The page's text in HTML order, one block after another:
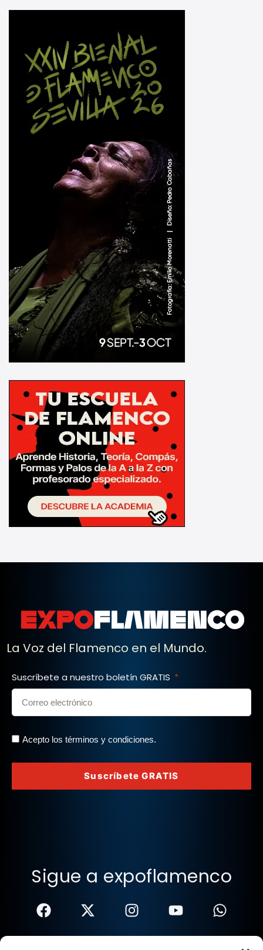
La Voz del Flamenco en el Mundo.
Suscríbete a nuestro boletín GRATIS
Acepto los términos y condiciones.
Suscríbete GRATIS
Sigue a expoflamenco